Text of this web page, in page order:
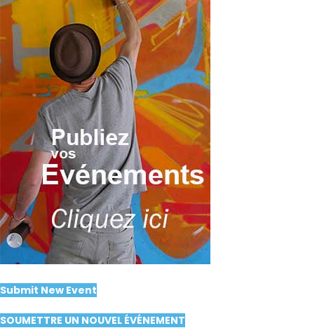
Submit New Event
SOUMETTRE UN NOUVEL ÉVÉNEMENT